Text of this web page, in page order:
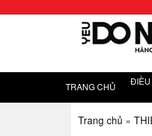
TRANG CHỦ ĐIỀU
Trang chủ »